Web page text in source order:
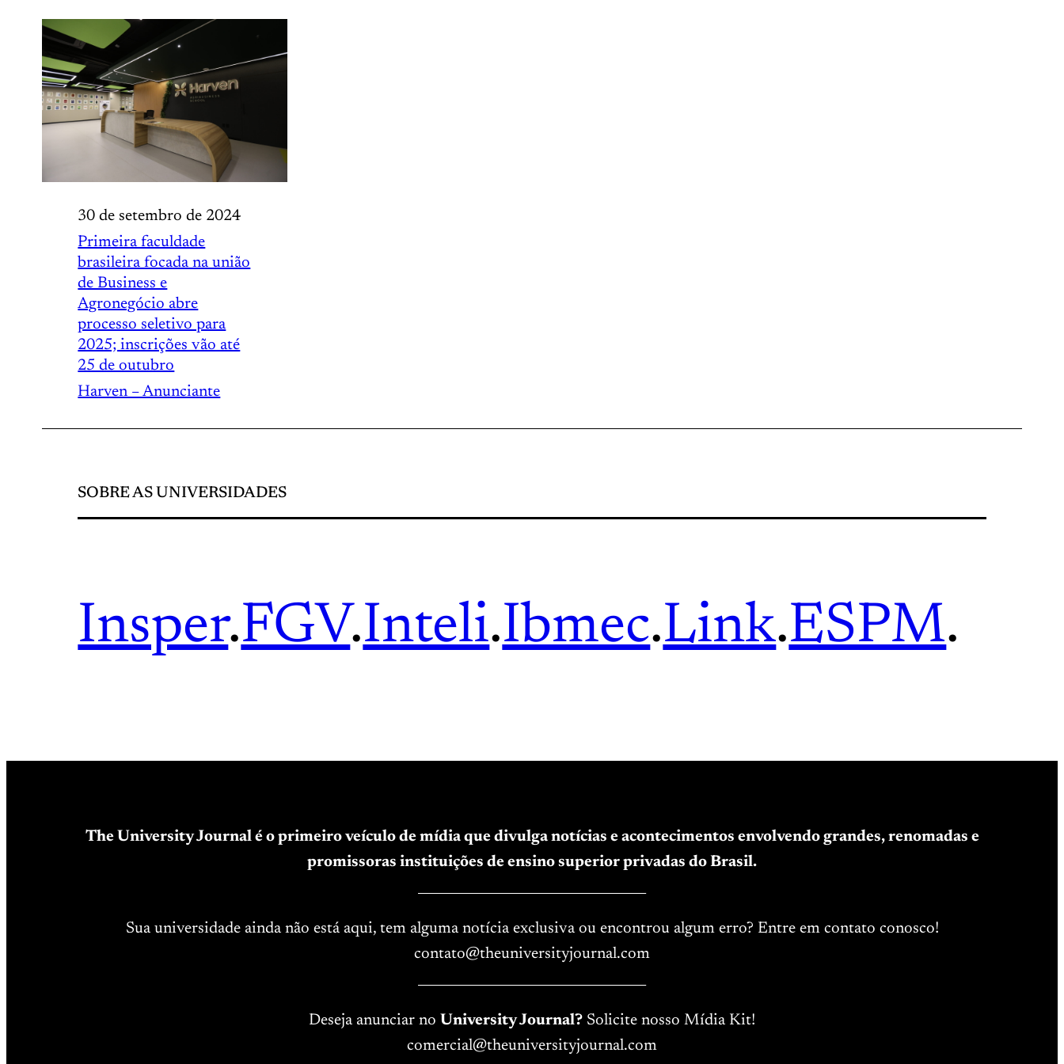
30 de setembro de 2024
Primeira faculdade
brasileira focada na união
de Business e
Agronegócio abre
processo seletivo para
2025; inscrições vão até
25 de outubro
Harven – Anunciante
SOBRE AS UNIVERSIDADES
Insper.FGV.Inteli.Ibmec.Link.ESPM.
The University Journal é o primeiro veículo de mídia que divulga notícias e acontecimentos envolvendo grandes, renomadas e
promissoras instituições de ensino superior privadas do Brasil.
Sua universidade ainda não está aqui, tem alguma notícia exclusiva ou encontrou algum erro? Entre em contato conosco!
contato@theuniversityjournal.com
Deseja anunciar no University Journal? Solicite nosso Mídia Kit!
comercial@theuniversityjournal.com